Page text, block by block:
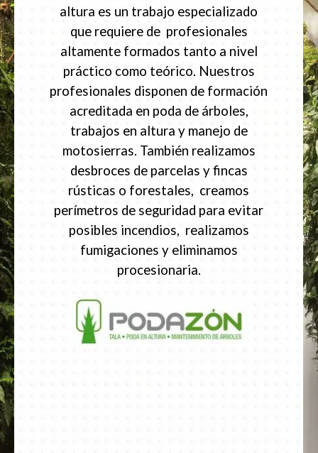
altura es un trabajo especializado
que requiere de profesionales
altamente formados tanto a nivel
práctico como teórico. Nuestros
profesionales disponen de formación
acreditada en poda de árboles,
trabajos en altura y manejo de
motosierras. También realizamos
desbroces de parcelas y fincas
rústicas o forestales, creamos
perímetros de seguridad para evitar
posibles incendios, realizamos
fumigaciones y eliminamos
procesionaria.